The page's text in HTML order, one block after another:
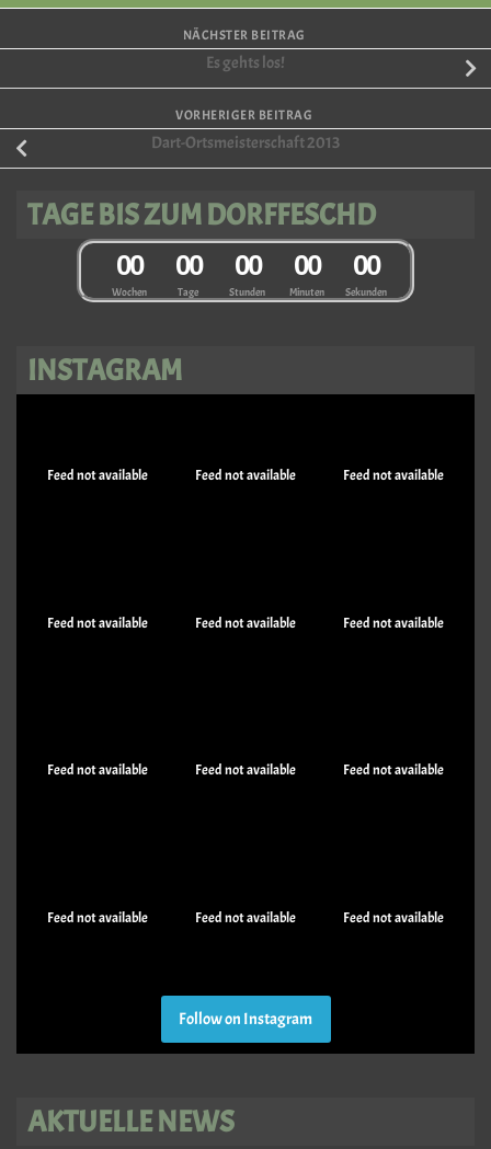
NÄCHSTER BEITRAG
Es gehts los!
VORHERIGER BEITRAG
Dart-Ortsmeisterschaft 2013
TAGE BIS ZUM DORFFESCHD
Wochen
00
Tage
00
Stunden
00
Minuten
00
Sekunden
00
INSTAGRAM
Feed not available Feed not available Feed not available
Feed not available Feed not available Feed not available
Feed not available Feed not available Feed not available
Feed not available Feed not available Feed not available
Follow on Instagram
AKTUELLE NEWS